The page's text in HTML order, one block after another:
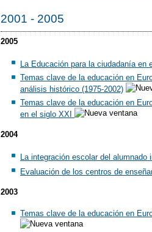
2001 - 2005
2005
La Educación para la ciudadanía en
Temas clave de la educación en
análisis histórico (1975-2002)
Temas clave de la educación en
en el siglo XXI
2004
La integración escolar del alumnado
Evaluación de los centros de
2003
Temas clave de la educación en